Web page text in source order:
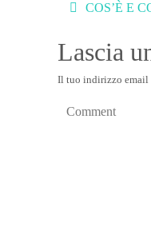
COS’È E
Lascia
Il tuo indirizzo email